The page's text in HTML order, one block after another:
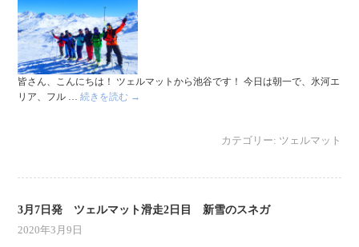
皆さん、こんにちは！ ツェルマットから池谷です！ 今日は朝一で、氷河エ
リア、フル …続きを読む →
カテゴリー: ツェルマット
3月7日発 ツェルマット滑走2日目 新雪のスネガ
2020年3月9日